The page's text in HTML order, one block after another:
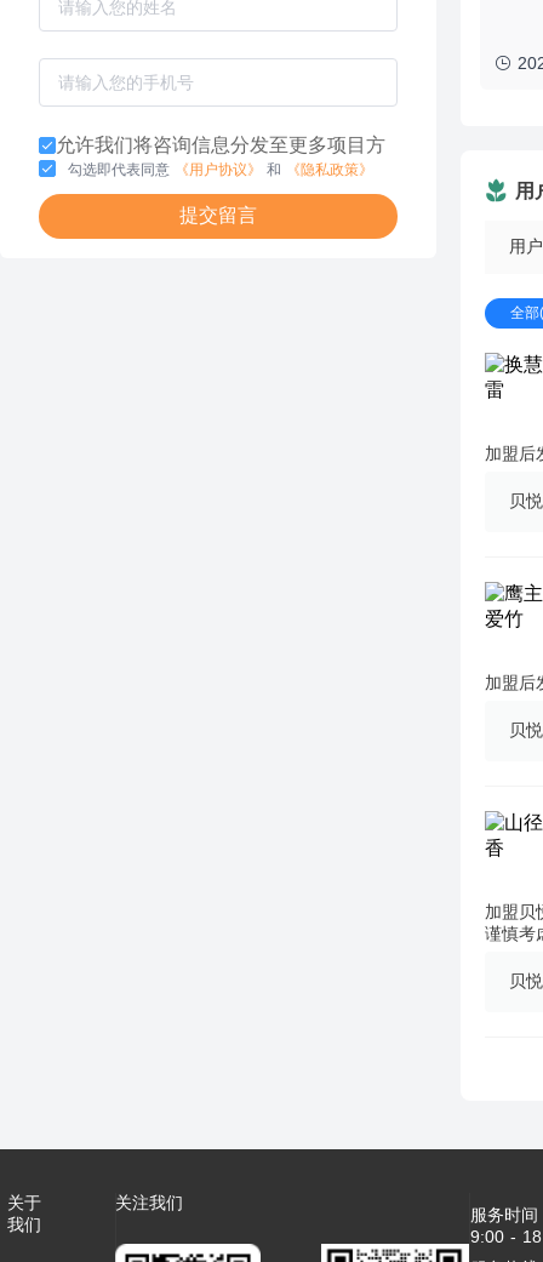
允许我们将咨询信息分发至更多项目方
勾选即代表同意 《用户协议》 和 《隐私政策》
提交留言
用
用
全部
加盟后
贝
加盟后
贝
加盟贝
谨慎考
贝
关于
我们
关注我们
服务时
9:00 -